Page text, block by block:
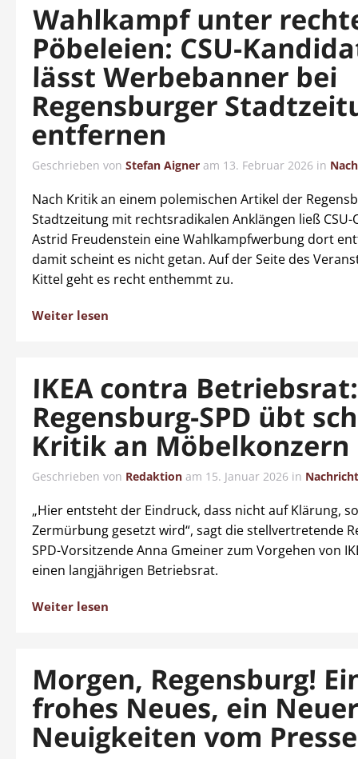
Wahlkampf unter
Pöbeleien: CSU-
lässt Werbebanner bei
Regensburger
entfernen
Geschrieben von Stefan Aigner am 13. Februar 2026 in
Nach Kritik an einem polemischen Artikel der
Stadtzeitung mit rechtsradikalen Anklängen ließ CSU-
Astrid Freudenstein eine Wahlkampfwerbung dort
damit scheint es nicht getan. Auf der Seite des
Kittel geht es recht enthemmt zu.
Weiter lesen
IKEA contra
Regensburg-SPD übt
Kritik an Möbelkonzern
Geschrieben von Redaktion am 15. Januar 2026 in
„Hier entsteht der Eindruck, dass nicht auf Klärung,
Zermürbung gesetzt wird“, sagt die stellvertretende
SPD-Vorsitzende Anna Gmeiner zum Vorgehen von
einen langjährigen Betriebsrat.
Weiter lesen
Morgen, Regensburg!
frohes Neues, ein
Neuigkeiten vom